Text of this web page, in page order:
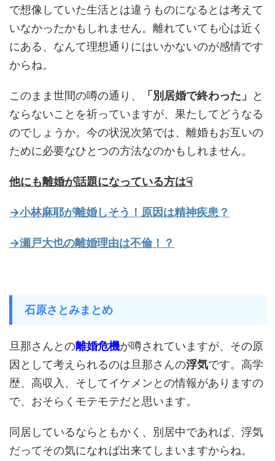
で想像していた生活とは違うものになるとは考えて
いなかったかもしれません。離れていても心は近く
にある、なんて理想通りにはいかないのが感情です
からね。
このまま世間の噂の通り、 「別居婚で終わった」
と
ならないことを祈っていますが、果たしてどうなる
のでしょうか。今の状況次第では、離婚もお互いの
ために必要なひとつの方法なのかもしれません。
他にも離婚が話題になっている方は☟
→小林麻耶が離婚しそう！原因は精神疾患？
→瀬戸大也の離婚理由は不倫！？
石原さとみまとめ
旦那さんとの離婚危機が噂されていますが、その原
因として考えられるのは旦那さんの浮気です。高学
歴、高収入、そしてイケメンとの情報がありますの
で、おそらくモテモテだと思います。
同居しているならともかく、別居中であれば、浮気
だってその気になれば出来てしまいますからね。